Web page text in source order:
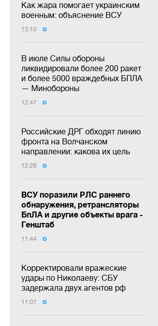
Как жара помогает украинским
военным: объяснение ВСУ
13:10
В июле Силы обороны
ликвидировали более 200 ракет
и более 5000 враждебных БПЛА
— Минобороны
12:47
Российские ДРГ обходят линию
фронта на Волчанском
направлении: какова их цель
12:28
ВСУ поразили РЛС раннего
обнаружения, ретрансляторы
БпЛА и другие объекты врага -
Генштаб
11:44
Корректировали вражеские
удары по Николаеву: СБУ
задержала двух агентов рф
11:07